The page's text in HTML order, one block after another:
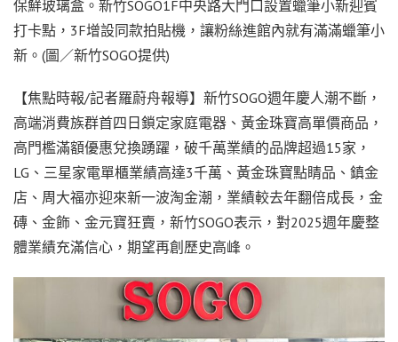
保鮮玻璃盒。新竹SOGO1F中央路大門口設置蠟筆小新迎賓
打卡點，3F增設同款拍貼機，讓粉絲進館內就有滿滿蠟筆小
新。(圖／新竹SOGO提供)
【焦點時報/記者羅蔚舟報導】新竹SOGO週年慶人潮不斷，
高端消費族群首四日鎖定家庭電器、黃金珠寶高單價商品，
高門檻滿額優惠兌換踴躍，破千萬業績的品牌超過15家，
LG、三星家電單櫃業績高達3千萬、黃金珠寶點睛品、鎮金
店、周大福亦迎來新一波淘金潮，業績較去年翻倍成長，金
磚、金飾、金元寶狂賣，新竹SOGO表示，對2025週年慶整
體業績充滿信心，期望再創歷史高峰。